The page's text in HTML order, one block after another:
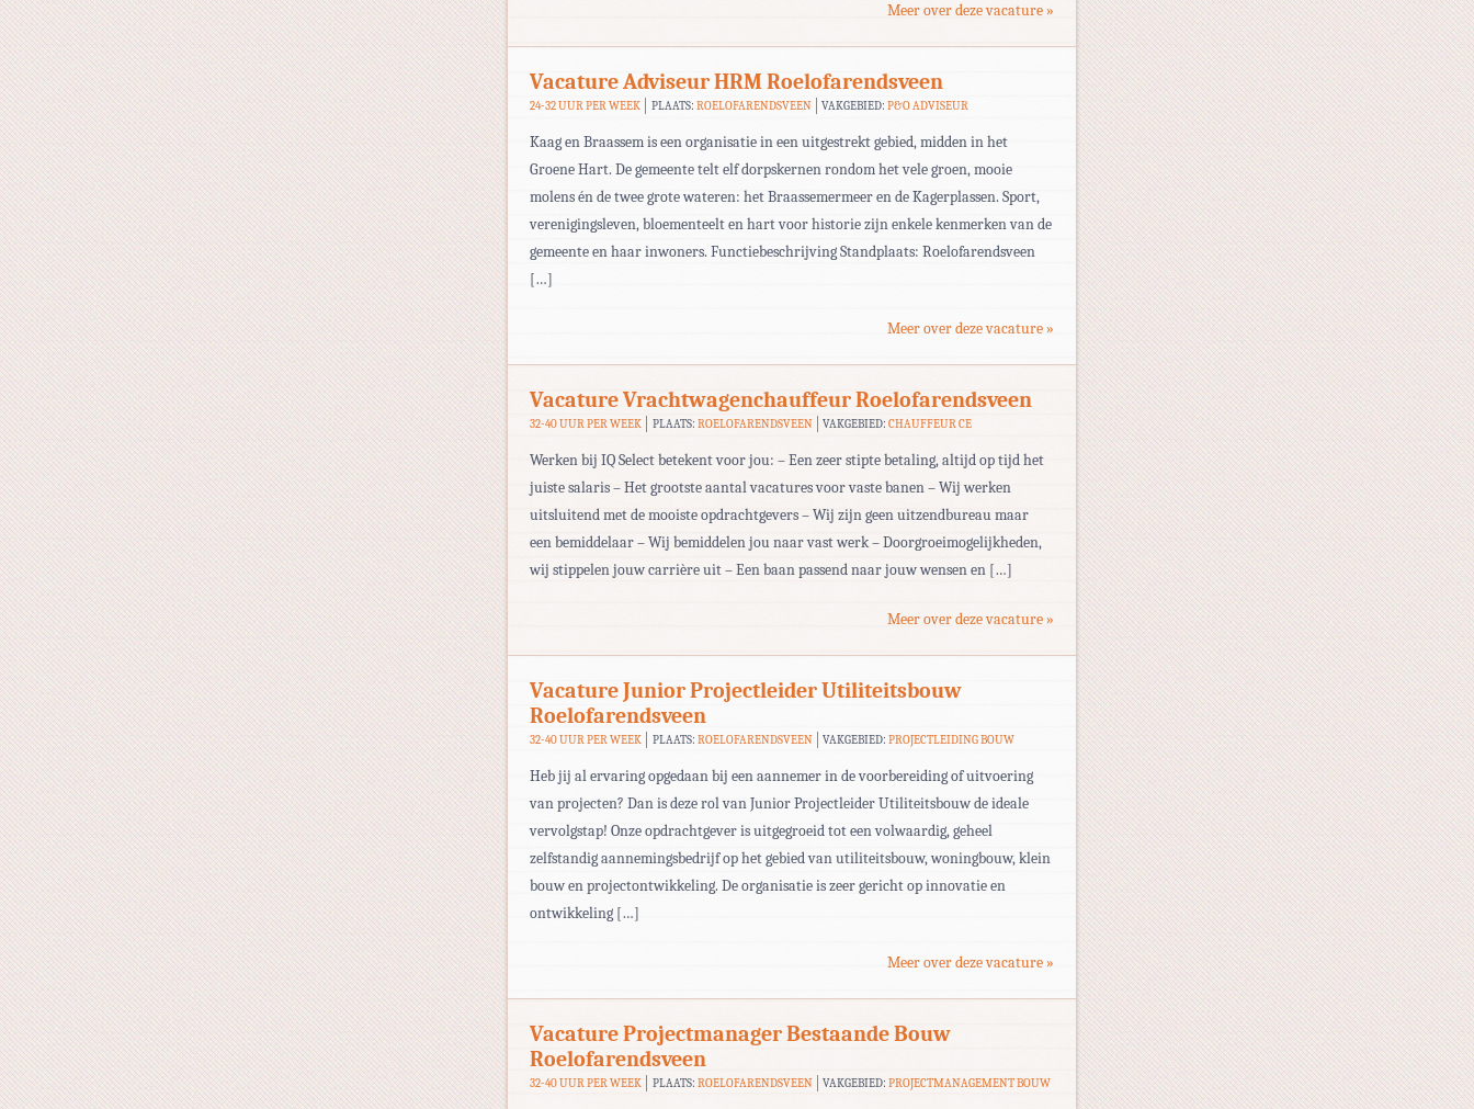
Meer over deze vacature »
Vacature Adviseur HRM Roelofarendsveen
24-32 UUR PER WEEK PLAATS: ROELOFARENDSVEEN VAKGEBIED:P&O ADVISEUR
Kaag en Braassem is een organisatie in een uitgestrekt gebied, midden in het
Groene Hart. De gemeente telt elf dorpskernen rondom het vele groen, mooie
molens én de twee grote wateren: het Braassemermeer en de Kagerplassen. Sport,
verenigingsleven, bloementeelt en hart voor historie zijn enkele kenmerken van de
gemeente en haar inwoners. Functiebeschrijving Standplaats: Roelofarendsveen
[…]
Meer over deze vacature »
Vacature Vrachtwagenchauffeur Roelofarendsveen
32-40 UUR PER WEEK PLAATS: ROELOFARENDSVEEN VAKGEBIED:CHAUFFEUR CE
Werken bij IQ Select betekent voor jou: – Een zeer stipte betaling, altijd op tijd het
juiste salaris – Het grootste aantal vacatures voor vaste banen – Wij werken
uitsluitend met de mooiste opdrachtgevers – Wij zijn geen uitzendbureau maar
een bemiddelaar – Wij bemiddelen jou naar vast werk – Doorgroeimogelijkheden,
wij stippelen jouw carrière uit – Een baan passend naar jouw wensen en […]
Meer over deze vacature »
Vacature Junior Projectleider Utiliteitsbouw
Roelofarendsveen
32-40 UUR PER WEEK PLAATS: ROELOFARENDSVEEN VAKGEBIED:PROJECTLEIDING BOUW
Heb jij al ervaring opgedaan bij een aannemer in de voorbereiding of uitvoering
van projecten? Dan is deze rol van Junior Projectleider Utiliteitsbouw de ideale
vervolgstap! Onze opdrachtgever is uitgegroeid tot een volwaardig, geheel
zelfstandig aannemingsbedrijf op het gebied van utiliteitsbouw, woningbouw, klein
bouw en projectontwikkeling. De organisatie is zeer gericht op innovatie en
ontwikkeling […]
Meer over deze vacature »
Vacature Projectmanager Bestaande Bouw
Roelofarendsveen
32-40 UUR PER WEEK PLAATS: ROELOFARENDSVEEN VAKGEBIED:PROJECTMANAGEMENT BOUW